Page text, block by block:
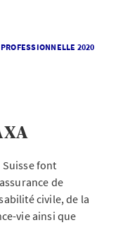
2020
font
de
civile, de la
vie ainsi que